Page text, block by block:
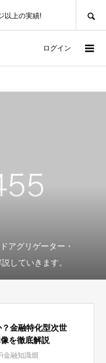
以上の実績!
ログイン
アグリゲーター・
していきます。
金融特化型次世
を徹底解説
金融知識畑